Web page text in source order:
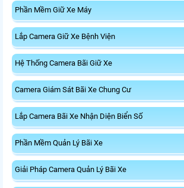
Phần Mềm Giữ Xe Máy
Lắp Camera Giữ Xe Bệnh Viện
Hệ Thống Camera Bãi Giữ Xe
Camera Giám Sát Bãi Xe Chung Cư
Lắp Camera Bãi Xe Nhận Diện Biển Số
Phần Mềm Quản Lý Bãi Xe
Giải Pháp Camera Quản Lý Bãi Xe